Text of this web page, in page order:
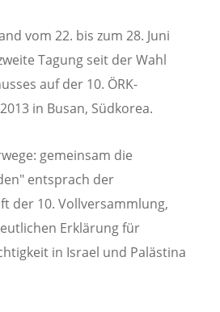
vom 22. bis zum 28. Juni
Tagung seit der Wahl
auf der 10. ÖRK-
in Busan, Südkorea.
gemeinsam die
entsprach der
der 10. Vollversammlung,
Erklärung für
in Israel und Palästina